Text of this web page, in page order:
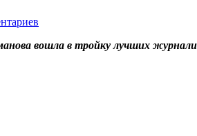
вошла в тройку лучших